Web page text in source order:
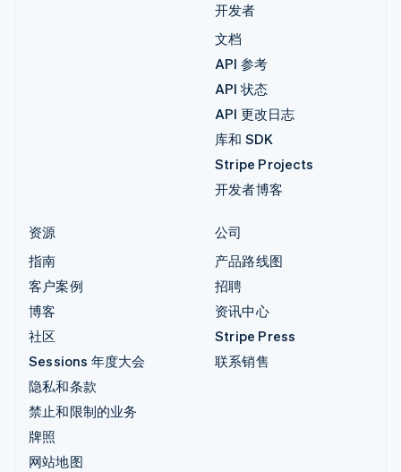
开发者
文档
API 参考
API 状态
API 更改日志
库和 SDK
Stripe Projects
开发者博客
资源
指南
客户案例
博客
社区
Sessions 年度大会
隐私和条款
禁止和限制的业务
牌照
网站地图
公司
产品路线图
招聘
资讯中心
Stripe Press
联系销售